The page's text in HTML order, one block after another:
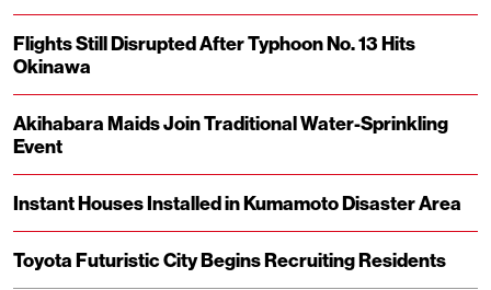
Flights Still Disrupted After Typhoon No. 13 Hits
Okinawa
Akihabara Maids Join Traditional Water-Sprinkling
Event
Instant Houses Installed in Kumamoto Disaster Area
Toyota Futuristic City Begins Recruiting Residents